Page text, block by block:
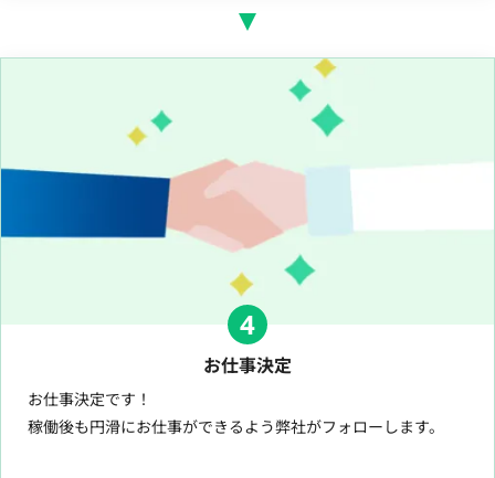
4
お仕事決定
お仕事決定です！
稼働後も円滑にお仕事ができるよう弊社がフォローします。